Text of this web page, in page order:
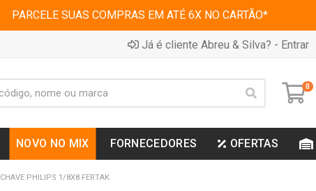
PARCELE SUAS COMPRAS EM ATÉ 6X NO CARTÃO*
Já é cliente Abreu & Silva? - Entrar
0
NOVO NO MIX FORNECEDORES OFERTAS
CHAVE PHILIPS 1/8X8 FERTAK